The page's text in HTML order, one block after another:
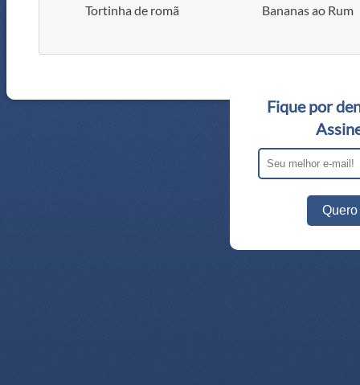
Tortinha de romã Bananas ao Rum
Fique por